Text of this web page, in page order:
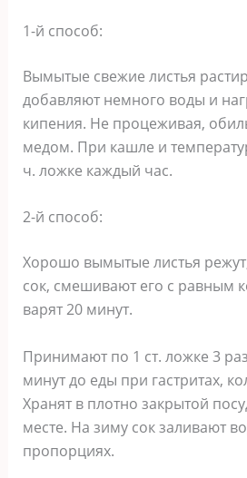
1-й способ:
Вымытые свежие листья
добавляют немного воды и
кипения. Не процеживая,
медом. При кашле и
ч. ложке каждый час.
2-й способ:
Хорошо вымытые листья
сок, смешивают его с равным
варят 20 минут.
Принимают по 1 ст. ложке 3
минут до еды при гастритах,
Хранят в плотно закрытой
месте. На зиму сок заливают
пропорциях.